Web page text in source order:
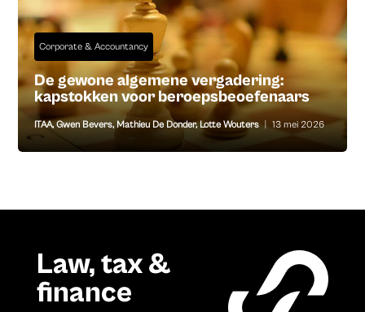
Corporate & Accountancy
De gewone algemene vergadering:
kapstokken voor beroepsbeoefenaars
ITAA,Gwen Bevers, Mathieu De Donder, Lotte Wouters 13 mei 2026
Law, tax &
finance